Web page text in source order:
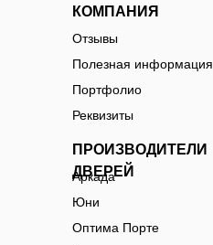
ПРОИЗВОДИТЕЛИ
ДВЕРЕЙ
Аркада
Юни
Оптима Порте
КОМПАНИЯ
Отзывы
Полезная информация
Портфолио
Реквизиты